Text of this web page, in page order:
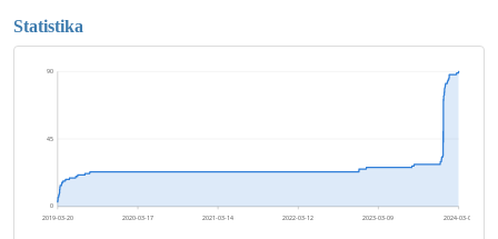
Statistika
0
45
90
2019-03-20 2020-03-17 2021-03-14 2022-03-12 2023-03-09 2024-03-06